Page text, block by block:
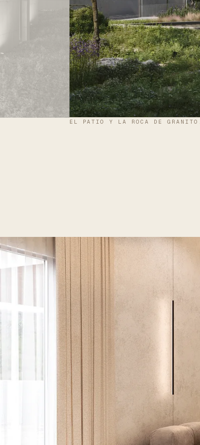
EL PATIO Y LA ROCA DE GRANITO.